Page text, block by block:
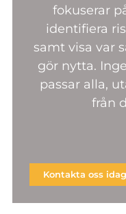
fokuserar
identifiera
samt visa var
gör nytta.
passar alla,
från
Kontakta oss idag